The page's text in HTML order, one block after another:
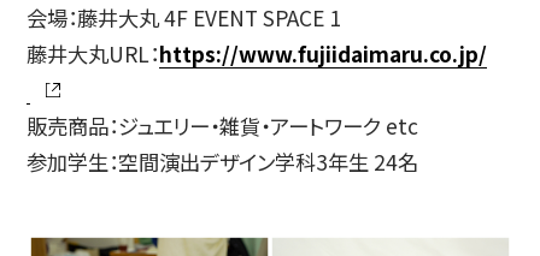
会場：藤井大丸 4F EVENT SPACE 1
藤井大丸URL：https://www.fujiidaimaru.co.jp/
販売商品：ジュエリー・雑貨・アートワーク etc
参加学生：空間演出デザイン学科3年生 24名